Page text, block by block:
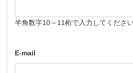
半角数字10～11桁で入力してくださ
E-mail